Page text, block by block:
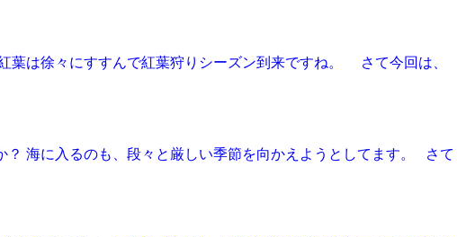
葉は徐々にすすんで紅葉狩りシーズン到来ですね。 さて今回は、
海に入るのも、段々と厳しい季節を向かえようとしてます。 さて